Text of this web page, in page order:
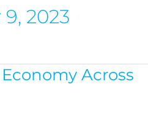
2023
Across